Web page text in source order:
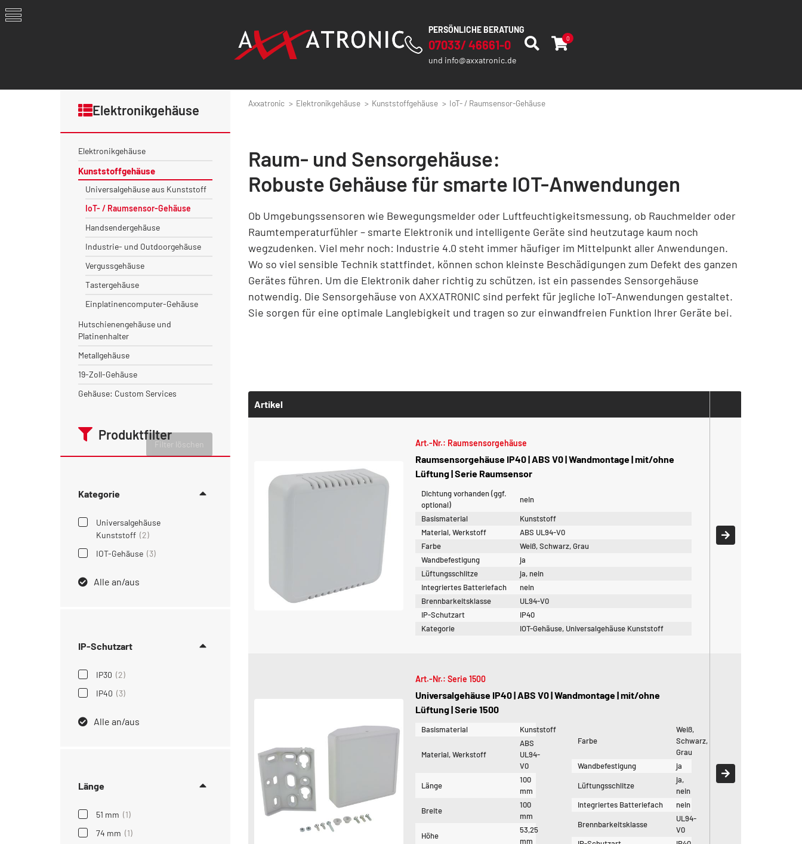
PERSÖNLICHE BERATUNG
07033/ 46661-0
und info@axxatronic.de
0
Axxatronic Elektronikgehäuse Kunststoffgehäuse IoT- / Raumsensor-Gehäuse
Raum- und Sensorgehäuse:
Robuste Gehäuse für smarte IOT-Anwendungen
Ob Umgebungssensoren wie Bewegungsmelder oder Luftfeuchtigkeitsmessung, ob Rauchmelder oder
Raumtemperaturfühler – smarte Elektronik und intelligente Geräte sind heutzutage kaum noch
wegzudenken. Viel mehr noch: Industrie 4.0 steht immer häufiger im Mittelpunkt aller Anwendungen.
Wo so viel sensible Technik stattfindet, können schon kleinste Beschädigungen zum Defekt des ganzen
Gerätes führen. Um die Elektronik daher richtig zu schützen, ist ein passendes Sensorgehäuse
notwendig. Die Sensorgehäuse von AXXATRONIC sind perfekt für jegliche IoT-Anwendungen gestaltet.
Sie sorgen für eine optimale Langlebigkeit und tragen so zur einwandfreien Funktion Ihrer Geräte bei.
Artikel
Art.-Nr.: Raumsensorgehäuse
Raumsensorgehäuse IP40 | ABS V0 | Wandmontage | mit/ohne
Lüftung | Serie Raumsensor
Dichtung vorhanden (ggf.
optional)
nein
Basismaterial
Kunststoff
Material, Werkstoff
ABS UL94-V0
Farbe
Weiß, Schwarz, Grau
Wandbefestigung
ja
Lüftungsschlitze
ja, nein
Integriertes Batteriefach
nein
Brennbarkeitsklasse
UL94-V0
IP-Schutzart
IP40
Kategorie
IOT-Gehäuse, Universalgehäuse Kunststoff
Art.-Nr.: Serie 1500
Universalgehäuse IP40 | ABS V0 | Wandmontage | mit/ohne
Lüftung | Serie 1500
Basismaterial Kunststoff
Material, Werkstoff
ABS
UL94-
V0
Länge
100
mm
Breite
100
mm
Höhe
53,25
mm
Farbe
Weiß,
Schwarz,
Grau
Wandbefestigung
ja
Lüftungsschlitze
ja,
nein
Integriertes Batteriefach
nein
Brennbarkeitsklasse
UL94-
V0
Elektronikgehäuse
Elektronikgehäuse
Kunststoffgehäuse
Universalgehäuse aus Kunststoff
IoT- / Raumsensor-Gehäuse
Handsendergehäuse
Industrie- und Outdoorgehäuse
Vergussgehäuse
Tastergehäuse
Einplatinencomputer-Gehäuse
Hutschienengehäuse und
Platinenhalter
Metallgehäuse
19-Zoll-Gehäuse
Gehäuse: Custom Services
Produktfilter
Filter löschen
Kategorie
Universalgehäuse
Kunststoff (2)
IOT-Gehäuse (3)
Alle an/aus
IP-Schutzart
IP30 (2)
IP40 (3)
Alle an/aus
Länge
51 mm (1)
74 mm (1)